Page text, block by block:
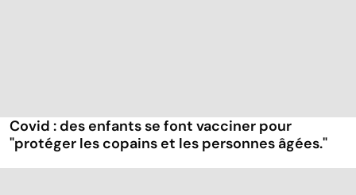
Covid : des enfants se font vacciner pour
"protéger les copains et les personnes âgées."